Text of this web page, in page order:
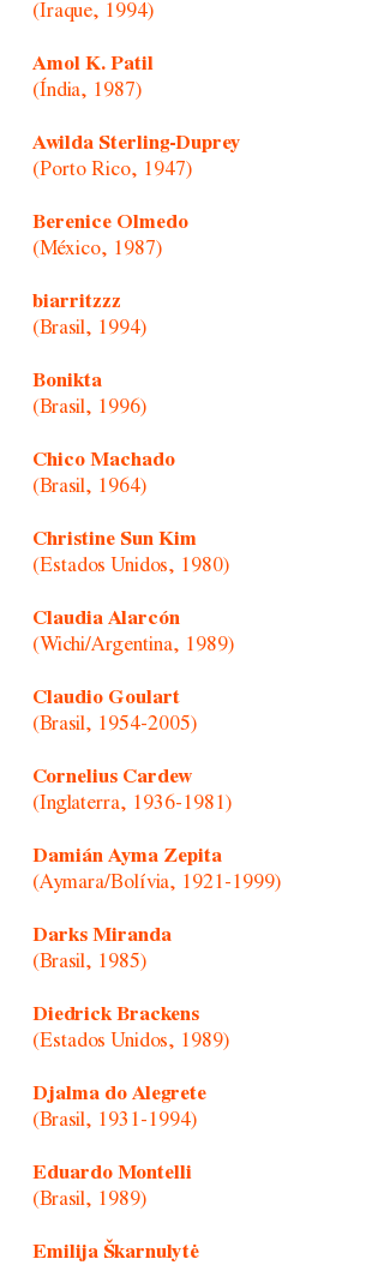
(Iraque, 1994)
Amol K. Patil
(Índia, 1987)
Awilda Sterling-Duprey
(Porto Rico, 1947)
Berenice Olmedo
(México, 1987)
biarritzzz
(Brasil, 1994)
Bonikta
(Brasil, 1996)
Chico Machado
(Brasil, 1964)
Christine Sun Kim
(Estados Unidos, 1980)
Claudia Alarcón
(Wichi/Argentina, 1989)
Claudio Goulart
(Brasil, 1954-2005)
Cornelius Cardew
(Inglaterra, 1936-1981)
Damián Ayma Zepita
(Aymara/Bolívia, 1921-1999)
Darks Miranda
(Brasil, 1985)
Diedrick Brackens
(Estados Unidos, 1989)
Djalma do Alegrete
(Brasil, 1931-1994)
Eduardo Montelli
(Brasil, 1989)
Emilija Škarnulytė